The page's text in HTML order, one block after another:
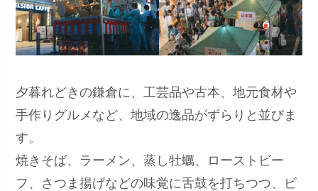
夕暮れどきの鎌倉に、工芸品や古本、地元食材や
手作りグルメなど、地域の逸品がずらりと並びま
す。
焼きそば、ラーメン、蒸し牡蠣、ローストビー
フ、さつま揚げなどの味覚に舌鼓を打ちつつ、ビ